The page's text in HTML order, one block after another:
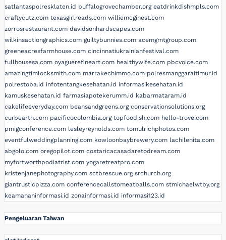
satlantaspolresklaten.id buffalogrovechamber.org eatdrinkdishmpls.com
craftycutz.com texasgirlreads.com williemcginest.com
zorrosrestaurant.com davidsonhardscapes.com
wilkinsactiongraphics.com guiltybunnies.com acemgmtgroup.com
greeneacresfarmhouse.com cincinnatiukrainianfestival.com
fullhousesa.com oyaguerefineart.com healthywife.com pbcvoice.com
amazingtimlocksmith.com marrakechimmo.com polresmanggaraitimur.id
polrestoba.id infotentangkesehatan.id informasikesehatan.id
kamuskesehatan.id farmasiapotekerumm.id kabarmataram.id
cakelifeeveryday.com beansandgreens.org conservationsolutions.org
curbearth.com pacificocolombia.org topfoodish.com hello-trove.com
pmigconference.com lesleyreynolds.com tomulrichphotos.com
eventfulweddingplanning.com kowloonbaybrewery.com lachilenita.com
abgolo.com oregopilot.com costaricacasadaretodream.com
myfortworthpodiatrist.com yogaretreatpro.com
kristenjanephotography.com sctbrescue.org srchurch.org
giantrusticpizza.com conferencecallstomeatballs.com stmichaelwtby.org
keamananinformasi.id zonainformasi.id informasi123.id
Pengeluaran Taiwan